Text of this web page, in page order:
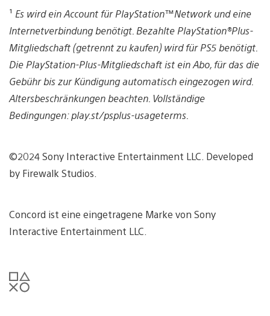
¹ Es wird ein Account für PlayStation™Network und eine
Internetverbindung benötigt. Bezahlte PlayStation®Plus-
Mitgliedschaft (getrennt zu kaufen) wird für PS5 benötigt.
Die PlayStation-Plus-Mitgliedschaft ist ein Abo, für das die
Gebühr bis zur Kündigung automatisch eingezogen wird.
Altersbeschränkungen beachten. Vollständige
Bedingungen: play.st/psplus-usageterms.
©2024 Sony Interactive Entertainment LLC. Developed
by Firewalk Studios.
Concord ist eine eingetragene Marke von Sony
Interactive Entertainment LLC.